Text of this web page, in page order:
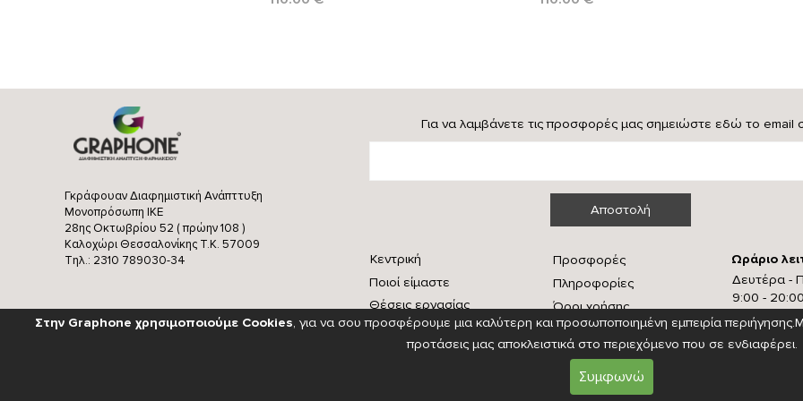
Γκράφουαν Διαφημιστική Ανάπττυξη
Μονοπρόσωπη ΙΚΕ
28ης Οκτωβρίου 52 ( πρώην 108 )
Καλοχώρι Θεσσαλονίκης Τ.Κ. 57009
Τηλ.: 2310 789030-34
Για να λαμβάνετε τις προσφορές μας σημειώστε εδώ το email
Graphone Διαφημιστική ® All rights reserved
Κεντρική
Ποιοί είμαστε
Θέσεις εργασίας
Όροι χρήσης
Προσφορές
Πληροφορίες
Επικοινωνία
Ωράριο
Δευτέρα -
9:00 - 20:00
Σαββάτο -
ΚΛΕΙΣΤΑ
Είσοδος
Στην Graphone χρησιμοποιούμε Cookies, για να σου προσφέρουμε μια καλύτερη και προσωποποιημένη εμπειρία
προτάσεις μας αποκλειστικά στο περιεχόμενο που σε ενδιαφέρει.
Συμφωνώ